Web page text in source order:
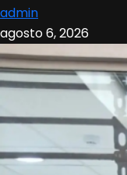
admin
agosto 6, 2026